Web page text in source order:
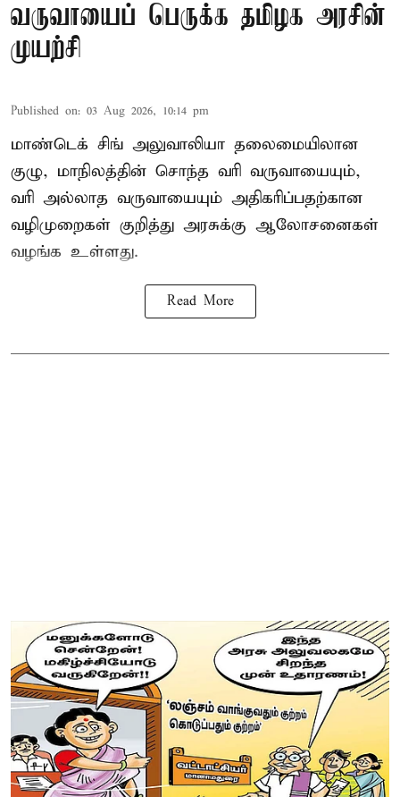
வருவாயைப் பெருக்க தமிழக அரசின்
முயற்சி
Published on: 03 Aug 2026, 10:14 pm
மாண்டெக் சிங் அலுவாலியா தலைமையிலான
குழு, மாநிலத்தின் சொந்த வரி வருவாயையும்,
வரி அல்லாத வருவாயையும் அதிகரிப்பதற்கான
வழிமுறைகள் குறித்து அரசுக்கு ஆலோசனைகள்
வழங்க உள்ளது.
Read More